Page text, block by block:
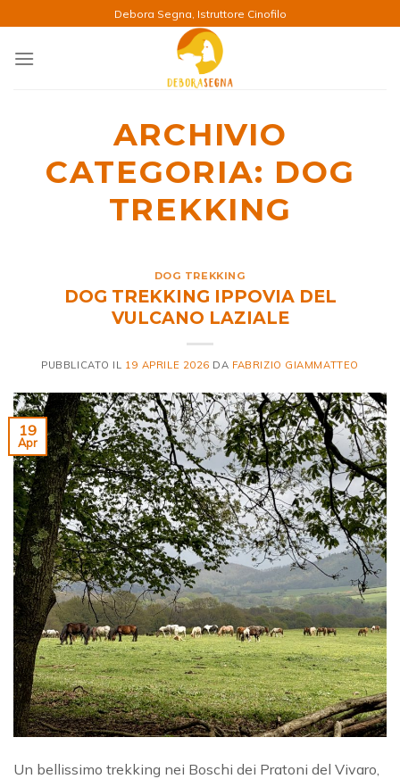
ai
contenuti
Debora Segna, Istruttore Cinofilo
ARCHIVIO
CATEGORIA: DOG
TREKKING
DOG TREKKING
DOG TREKKING IPPOVIA DEL
VULCANO LAZIALE
PUBBLICATO IL 19 APRILE 2026 DA FABRIZIO GIAMMATTEO
19
Apr
Un bellissimo trekking nei Boschi dei Pratoni del Vivaro,